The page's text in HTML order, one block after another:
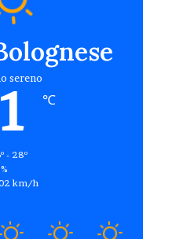
sereno
℃
- 28º
km/h